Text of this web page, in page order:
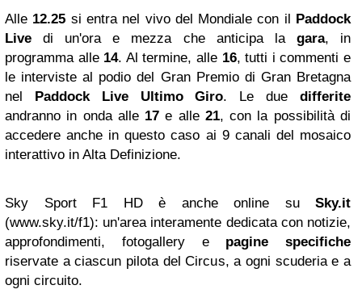
Alle 12.25 si entra nel vivo del Mondiale con il Paddock
Live di un'ora e mezza che anticipa la gara, in
programma alle 14. Al termine, alle 16, tutti i commenti e
le interviste al podio del Gran Premio di Gran Bretagna
nel Paddock Live Ultimo Giro. Le duedifferite
andranno in onda alle 17 e alle 21, con la possibilità di
accedere anche in questo caso ai 9 canali del mosaico
interattivo in Alta Definizione.
Sky Sport F1 HD è anche online su Sky.it
(www.sky.it/f1): un'area interamente dedicata con notizie,
approfondimenti, fotogallery e pagine specifiche
riservate a ciascun pilota del Circus, a ogni scuderia e a
ogni circuito.